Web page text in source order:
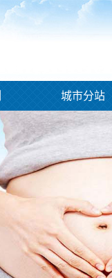
城市分站